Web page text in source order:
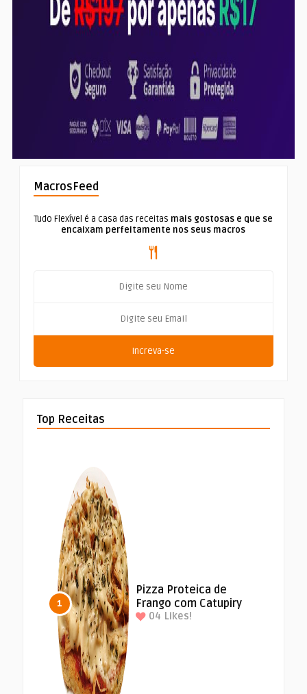
MacrosFeed
Tudo Flexível é a casa das receitas mais gostosas e que se
encaixam perfeitamente nos seus macros
Increva-se
Top Receitas
1
Pizza Proteica de
Frango com Catupiry
04 Likes!